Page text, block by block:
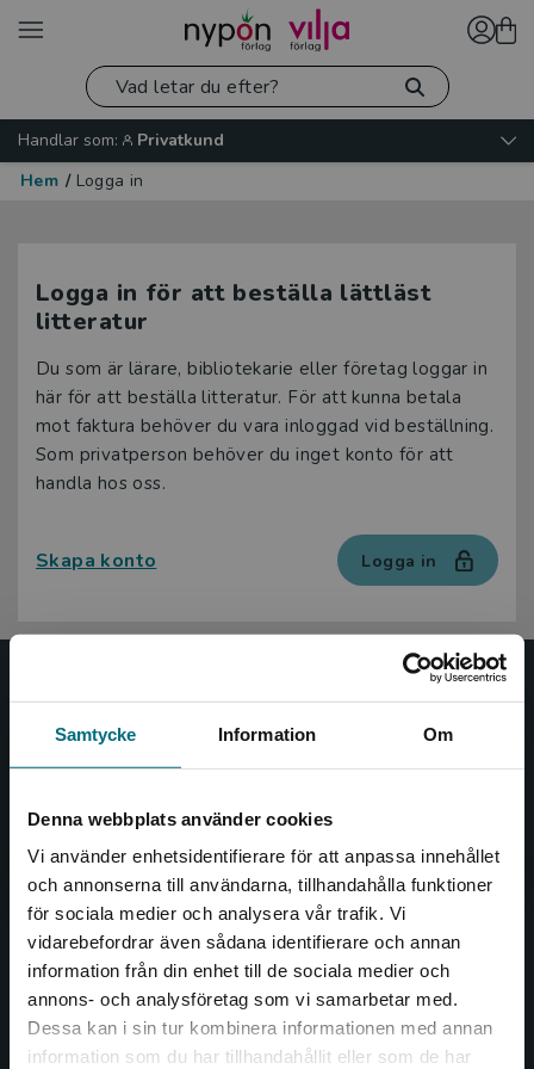
Samtycke Information Om
Denna webbplats använder cookies
Vi använder enhetsidentifierare för att anpassa innehållet
och annonserna till användarna, tillhandahålla funktioner
för sociala medier och analysera vår trafik. Vi
vidarebefordrar även sådana identifierare och annan
information från din enhet till de sociala medier och
annons- och analysföretag som vi samarbetar med.
Dessa kan i sin tur kombinera informationen med annan
information som du har tillhandahållit eller som de har
Begränsad fraktregion
Handlar som:
Privatkund
Hem / Logga in
Logga in för att beställa lättläst
litteratur
Du som är lärare, bibliotekarie eller företag loggar in
här för att beställa litteratur. För att kunna betala
mot faktura behöver du vara inloggad vid beställning.
Som privatperson behöver du inget konto för att
handla hos oss.
Skapa konto Logga in
Nypon och Vilja
såväl barn som vuxna.
Kontakta oss
Kontakta oss
046-31 20 00
Box 141